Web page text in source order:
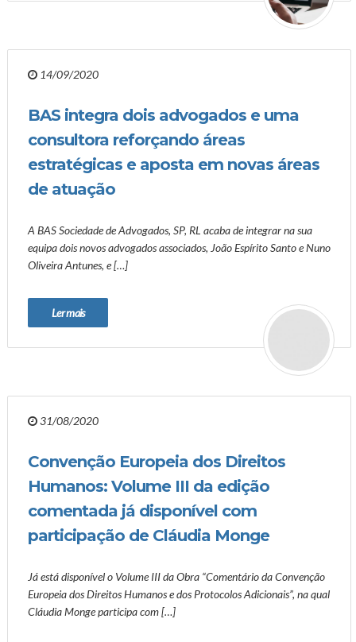
14/09/2020
BAS integra dois advogados e uma
consultora reforçando áreas
estratégicas e aposta em novas áreas
de atuação
A BAS Sociedade de Advogados, SP, RL acaba de integrar na sua
equipa dois novos advogados associados, João Espírito Santo e Nuno
Oliveira Antunes, e […]
Ler mais
31/08/2020
Convenção Europeia dos Direitos
Humanos: Volume III da edição
comentada já disponível com
participação de Cláudia Monge
Já está disponível o Volume III da Obra “Comentário da Convenção
Europeia dos Direitos Humanos e dos Protocolos Adicionais”, na qual
Cláudia Monge participa com […]